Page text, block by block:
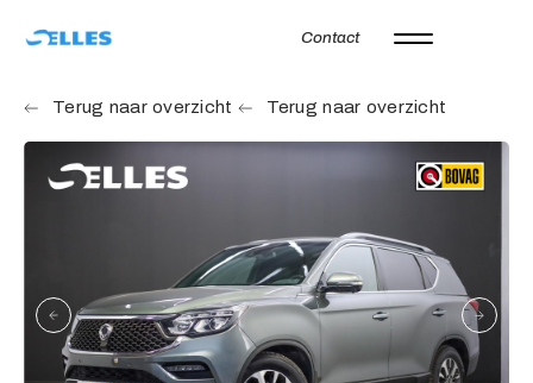
Contact
Home
Aanbod
Autoverhuur
Werkplaats
Over ons
Terug naar overzicht Terug naar overzicht